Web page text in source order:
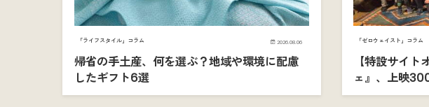
「ライフスタイル」コラム 2026.08.06
帰省の手土産、何を選ぶ？地域や環境に配慮
したギフト6選
「ゼロウェイスト」コラム
【特設サイ
ェ』、上映